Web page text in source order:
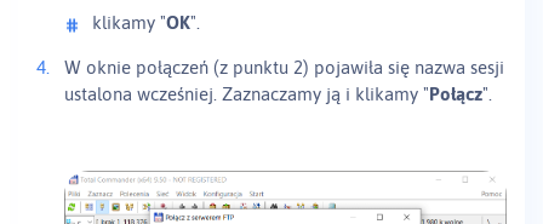
klikamy "OK".
W oknie połączeń (z punktu 2) pojawiła się nazwa sesji
ustalona wcześniej. Zaznaczamy ją i klikamy "Połącz".